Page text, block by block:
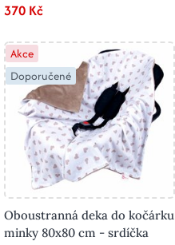
370 Kč
Akce
Doporučené
Oboustranná deka do kočárku
minky 80x80 cm - srdíčka